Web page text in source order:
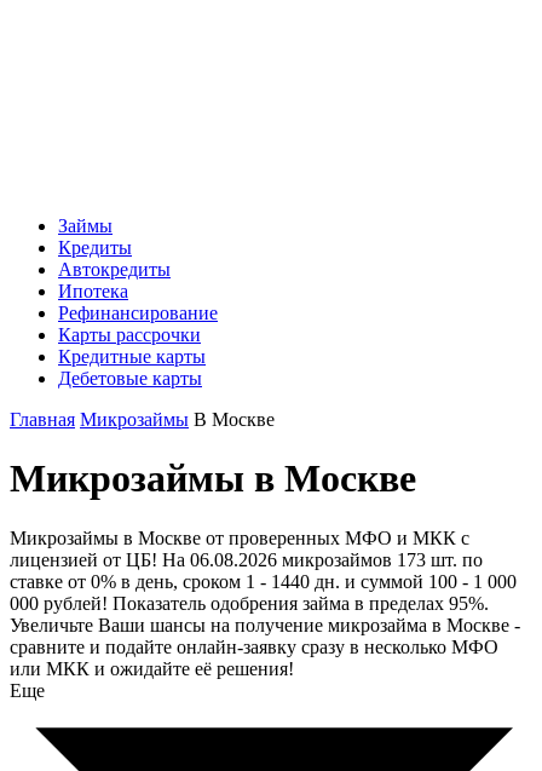
Займы
Кредиты
Автокредиты
Ипотека
Рефинансирование
Карты рассрочки
Кредитные карты
Дебетовые карты
Главная Микрозаймы В Москве
Микрозаймы в Москве
Микрозаймы в Москве от проверенных МФО и МКК с
лицензией от ЦБ! На 06.08.2026 микрозаймов 173 шт. по
ставке от 0% в день, сроком 1 - 1440 дн. и суммой 100 - 1 000
000 рублей! Показатель одобрения займа в пределах 95%.
Увеличьте Ваши шансы на получение микрозайма в Москве -
сравните и подайте онлайн-заявку сразу в несколько МФО
или МКК и ожидайте её решения!
Еще